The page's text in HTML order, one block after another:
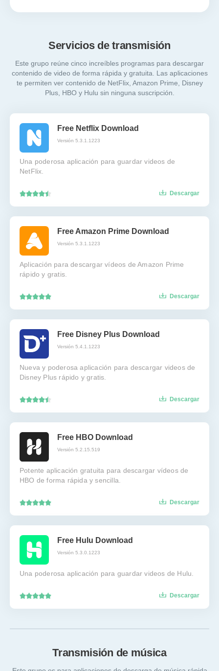
Servicios de transmisión
Este grupo reúne cinco increíbles programas para descargar
contenido de video de forma rápida y gratuita. Las aplicaciones
te permiten ver contenido de NetFlix, Amazon Prime, Disney
Plus, HBO y Hulu sin ninguna suscripción.
Free Netflix Download
Versión 5.3.1.1223
Una poderosa aplicación para guardar videos de
NetFlix.
Descargar
Free Amazon Prime Download
Versión 5.3.1.1223
Aplicación para descargar vídeos de Amazon Prime
rápido y gratis.
Descargar
Free Disney Plus Download
Versión 5.4.1.1223
Nueva y poderosa aplicación para descargar videos de
Disney Plus rápido y gratis.
Descargar
Free HBO Download
Versión 5.2.15.519
Potente aplicación gratuita para descargar vídeos de
HBO de forma rápida y sencilla.
Descargar
Free Hulu Download
Versión 5.3.0.1223
Una poderosa aplicación para guardar videos de Hulu.
Descargar
Transmisión de música